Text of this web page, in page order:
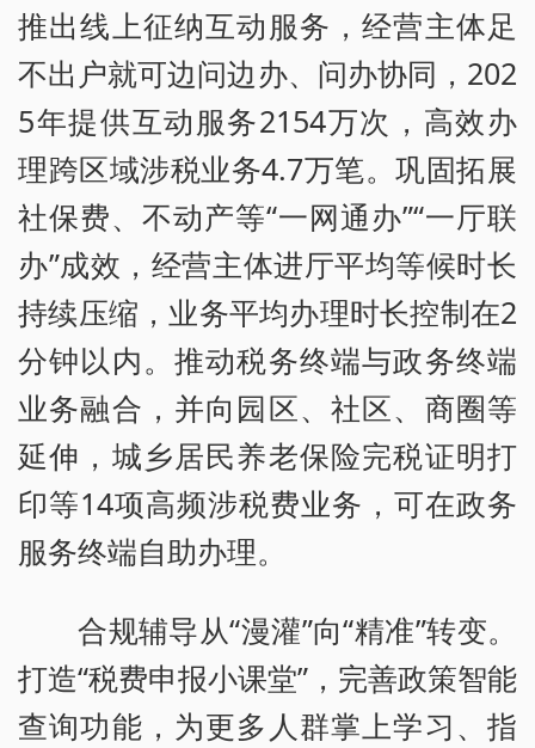
推出线上征纳互动服务，经营主体足
不出户就可边问边办、问办协同，202
5年提供互动服务2154万次，高效办
理跨区域涉税业务4.7万笔。巩固拓展
社保费、不动产等“一网通办”“一厅联
办”成效，经营主体进厅平均等候时长
持续压缩，业务平均办理时长控制在2
分钟以内。推动税务终端与政务终端
业务融合，并向园区、社区、商圈等
延伸，城乡居民养老保险完税证明打
印等14项高频涉税费业务，可在政务
服务终端自助办理。
合规辅导从“漫灌”向“精准”转变。
打造“税费申报小课堂”，完善政策智能
查询功能，为更多人群掌上学习、指